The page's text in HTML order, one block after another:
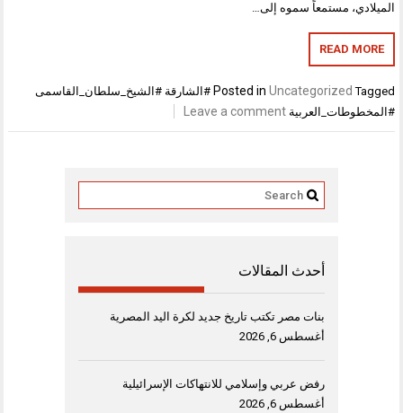
الميلادي، مستمعاً سموه إلى…
READ MORE
Posted in Uncategorized Tagged
#الشارقة #الشيخ_سلطان_القاسمى
#المخطوطات_العربية Leave a comment
أحدث المقالات
بنات مصر تكتب تاريخ جديد لكرة اليد المصرية
أغسطس 6, 2026
رفض عربي وإسلامي للانتهاكات الإسرائيلية
أغسطس 6, 2026